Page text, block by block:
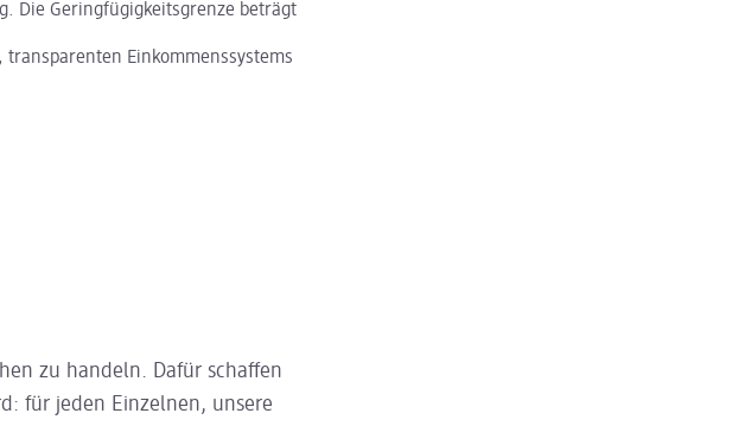
Die Geringfügigkeitsgrenze beträgt
Einkommenssystems
zu handeln. Dafür schaffen
für jeden Einzelnen, unsere